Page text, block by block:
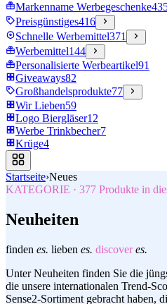
Markenname Werbegeschenke
Preisgünstiges416
Schnelle Werbemittel371
Werbemittel144
Personalisierte Werbeartikel91
Giveaways82
Großhandelsprodukte77
Wir Lieben59
Logo Biergläser12
Werbe Trinkbecher7
Krüge4
Startseite›Neues
KATEGORIE · 377 Produkte in
Neuheiten
finden es. lieben es. discover es.
Unter Neuheiten finden Sie die
die unsere internationalen Trend-
Sense2-Sortiment gebracht haben,